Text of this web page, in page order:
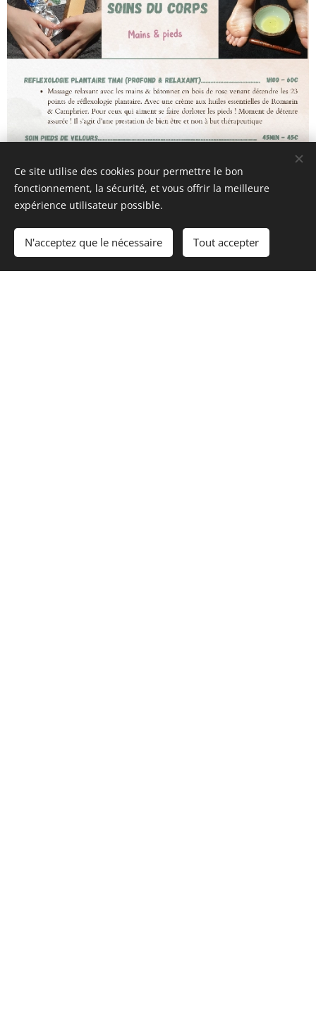
Ce site utilise des cookies pour permettre le bon
fonctionnement, la sécurité, et vous offrir la meilleure
expérience utilisateur possible.
N'acceptez que le nécessaire Tout accepter